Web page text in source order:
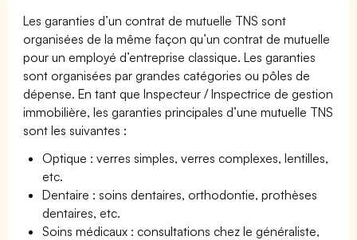
Les garanties d’un contrat de mutuelle TNS sont
organisées de la même façon qu’un contrat de mutuelle
pour un employé d’entreprise classique. Les garanties
sont organisées par grandes catégories ou pôles de
dépense. En tant que Inspecteur / Inspectrice de gestion
immobilière, les garanties principales d’une mutuelle TNS
sont les suivantes :
Optique : verres simples, verres complexes, lentilles,
etc.
Dentaire : soins dentaires, orthodontie, prothèses
dentaires, etc.
Soins médicaux : consultations chez le généraliste,